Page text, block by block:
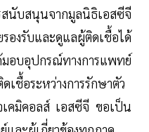
สนุนจากมูลนิธิเอสซีจี
งรับและดูแลผู้ติดเชื้อได้
อบอุปกรณ์ทางการแพทย์
ชื้อระหว่างการรักษาตัว
เคมิคอลส์ เอสซีจี ขอเป็น